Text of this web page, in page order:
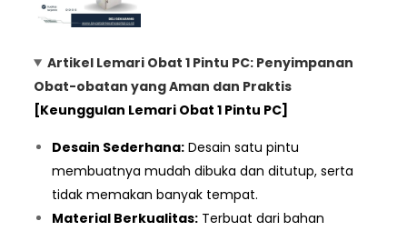
Artikel Lemari Obat 1 Pintu PC: Penyimpanan
Obat-obatan yang Aman dan Praktis
[Keunggulan Lemari Obat 1 Pintu PC]
Desain Sederhana: Desain satu pintu
membuatnya mudah dibuka dan ditutup, serta
tidak memakan banyak tempat.
Material Berkualitas: Terbuat dari bahan